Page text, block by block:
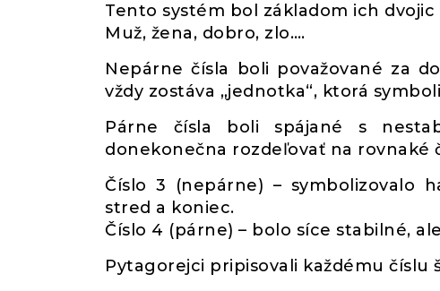
Tento systém bol základom ich
Muž, žena, dobro, zlo….
Nepárne čísla boli považované za
vždy zostáva „jednotka“, ktorá
Párne čísla boli spájané s
donekonečna rozdeľovať na rovnaké
Číslo 3 (nepárne) – symbolizovalo
stred a koniec.
Číslo 4 (párne) – bolo síce stabilné,
Pytagorejci pripisovali každému číslu